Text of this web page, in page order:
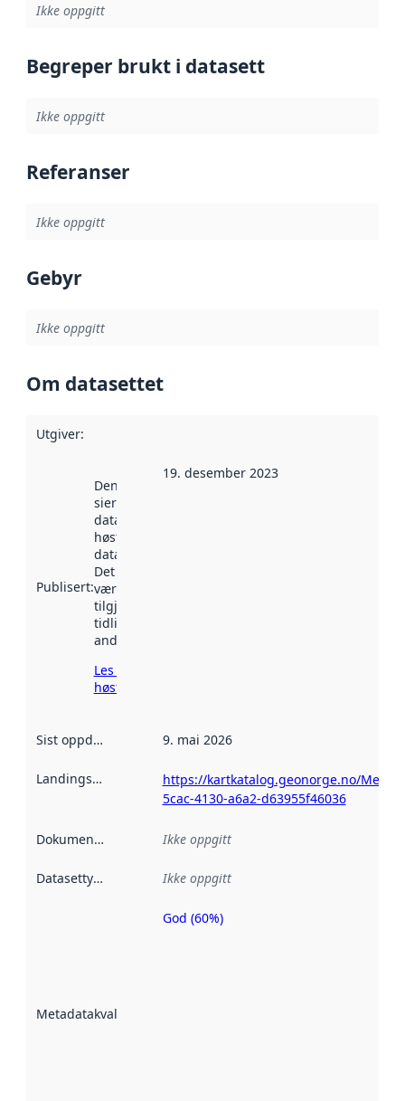
Ikke oppgitt
Begreper brukt i datasett
Ikke oppgitt
Referanser
Ikke oppgitt
Gebyr
Ikke oppgitt
Om datasettet
Utgiver:
Publisert:
Denne datoen
sier når
datasettet ble
høstet av
data.norge.no.
Det kan ha
vært
tilgjengelig
tidligere
andre steder.
Les mer om
høsting her
19. desember 2023
Sist oppdatert 9. mai 2026
Landingsside
https://kartkatalog.geonorge.no/
5cac-4130-a6a2-d63955f46036
Dokumentasjon Ikke oppgitt
Datasettype Ikke oppgitt
Metadatakvalitet
Metadatakvalitet
God (60%)